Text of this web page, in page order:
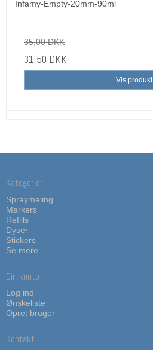
Infamy-Empty-20mm-90ml
35,00 DKK
31,50 DKK
Vis produkt
Kategorier
Spraymaling
Markers
Refills
Dyser
Stickers
Se mere
Din konto
Log ind
Ønskeliste
Opret bruger
Kontakt